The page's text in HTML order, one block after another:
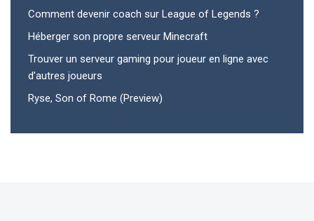
Comment devenir coach sur League of Legends ?
Héberger son propre serveur Minecraft
Trouver un serveur gaming pour joueur en ligne avec
d’autres joueurs
Ryse, Son of Rome (Preview)